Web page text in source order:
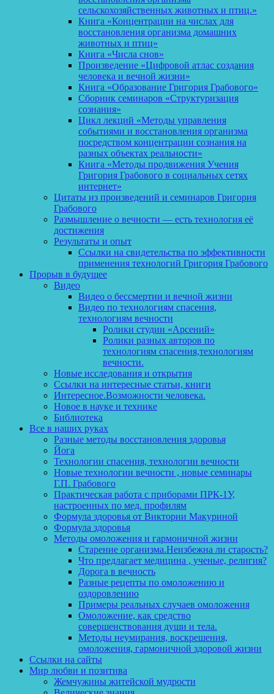
сельскохозяйственных животных и птиц.»
Книга «Концентрации на числах для
восстановления организма домашних
животных и птиц»
Книга «Числа снов»
Произведение «Цифровой атлас создания
человека и вечной жизни»
Книга «Образование Григория Грабового»
Сборник семинаров «Структуризация
сознания»
Цикл лекций «Методы управления
событиями и восстановления организма
посредством концентрации сознания на
разных объектах реальности»
Книга «Методы продвижения Учения
Григория Грабового в социальных сетях
интернет»
Цитаты из произведений и семинаров Григория
Грабового
Размышление о вечности — есть технология её
достижения
Результаты и опыт
Ссылки на свидетельства по эффективности
применения технологий Григория Грабового
Прорыв в будущее
Видео
Видео о бессмертии и вечной жизни
Видео по технологиям спасения,
технологиям вечности
Ролики студии «Арсений»
Ролики разных авторов по
технологиям спасения,технологиям
вечности.
Новые исследования и открытия
Ссылки на интересные статьи, книги
Интересное.Возможности человека.
Новое в науке и технике
Библиотека
Все в наших руках
Разные методы восстановления здоровья
Йога
Технологии спасения, технологии вечности
Новые технологии вечности , новые семинары
Г.П. Грабового
Практическая работа с приборами ПРК-1У,
настроенных по мед. профилям
Формула здоровья от Виктории Макуриной
Формула здоровья
Методы омоложения и гармоничной жизни
Старение организма.Неизбежна ли старость?
Что предлагает медицина , ученые, религия?
Дорога в вечность
Разные рецепты по омоложению и
оздоровлению
Примеры реальных случаев омоложения
Омоложение, как средство
совершенствования души и тела.
Методы неумирания, воскрешения,
омоложения, гармоничной здоровой жизни
Ссылки на сайты
Мир любви и позитива
Жемчужины житейской мудрости